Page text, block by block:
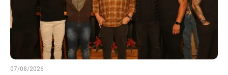
07/08/2026